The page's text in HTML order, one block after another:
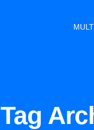
Tag